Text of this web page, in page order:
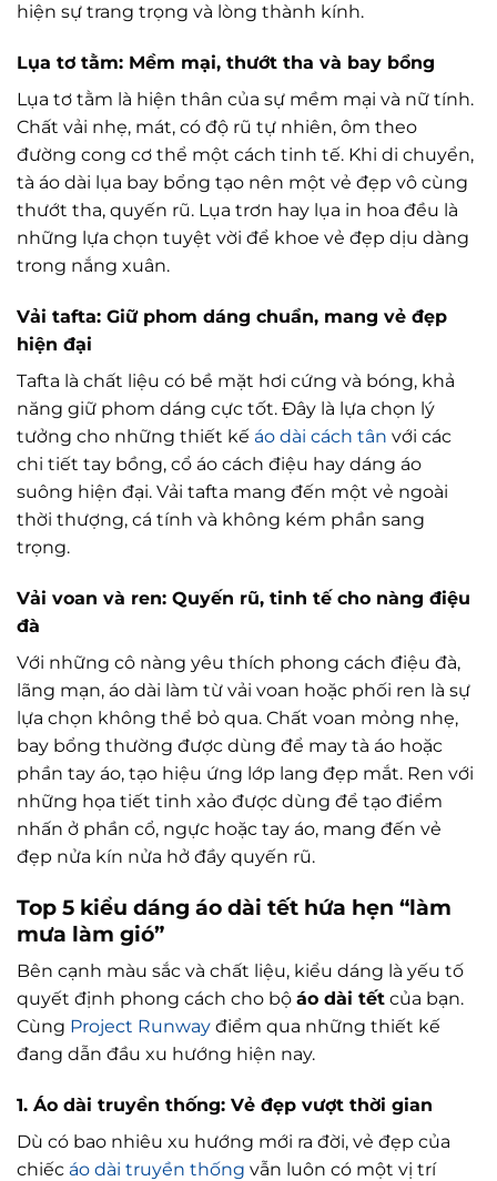
hiện sự trang trọng và lòng thành kính.
Lụa tơ tằm: Mềm mại, thướt tha và bay bổng
Lụa tơ tằm là hiện thân của sự mềm mại và nữ tính.
Chất vải nhẹ, mát, có độ rũ tự nhiên, ôm theo
đường cong cơ thể một cách tinh tế. Khi di chuyển,
tà áo dài lụa bay bổng tạo nên một vẻ đẹp vô cùng
thướt tha, quyến rũ. Lụa trơn hay lụa in hoa đều là
những lựa chọn tuyệt vời để khoe vẻ đẹp dịu dàng
trong nắng xuân.
Vải tafta: Giữ phom dáng chuẩn, mang vẻ đẹp
hiện đại
Tafta là chất liệu có bề mặt hơi cứng và bóng, khả
năng giữ phom dáng cực tốt. Đây là lựa chọn lý
tưởng cho những thiết kế áo dài cách tân với các
chi tiết tay bồng, cổ áo cách điệu hay dáng áo
suông hiện đại. Vải tafta mang đến một vẻ ngoài
thời thượng, cá tính và không kém phần sang
trọng.
Vải voan và ren: Quyến rũ, tinh tế cho nàng điệu
đà
Với những cô nàng yêu thích phong cách điệu đà,
lãng mạn, áo dài làm từ vải voan hoặc phối ren là sự
lựa chọn không thể bỏ qua. Chất voan mỏng nhẹ,
bay bổng thường được dùng để may tà áo hoặc
phần tay áo, tạo hiệu ứng lớp lang đẹp mắt. Ren với
những họa tiết tinh xảo được dùng để tạo điểm
nhấn ở phần cổ, ngực hoặc tay áo, mang đến vẻ
đẹp nửa kín nửa hở đầy quyến rũ.
Top 5 kiểu dáng áo dài tết hứa hẹn “làm
mưa làm gió”
Bên cạnh màu sắc và chất liệu, kiểu dáng là yếu tố
quyết định phong cách cho bộ áo dài tết của bạn.
Cùng Project Runway điểm qua những thiết kế
đang dẫn đầu xu hướng hiện nay.
1. Áo dài truyền thống: Vẻ đẹp vượt thời gian
Dù có bao nhiêu xu hướng mới ra đời, vẻ đẹp của
chiếc áo dài truyền thống vẫn luôn có một vị trí